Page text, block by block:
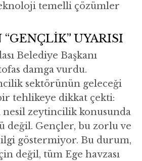
temelli çözümler
UYARISI
Belediye Başkanı
damga vurdu.
sektörünün geleceği
tehlikeye dikkat çekti:
nesil zeytincilik konusunda
değil. Gençler, bu zorlu ve
ilgi göstermiyor. Bu durum,
değil, tüm Ege havzası